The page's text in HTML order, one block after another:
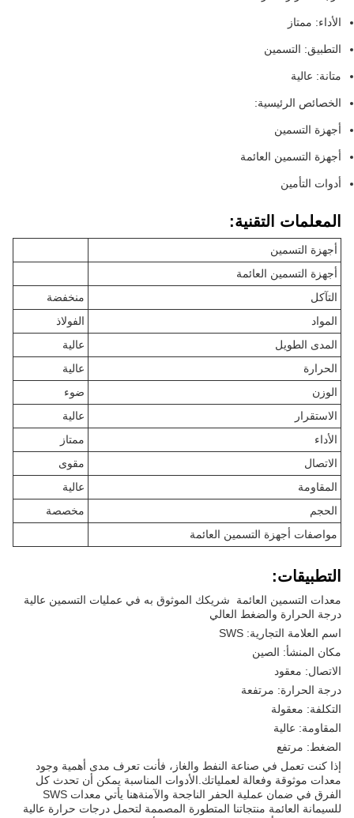
الأداء: ممتاز
التطبيق: التسمين
متانة: عالية
الخصائص الرئيسية:
أجهزة التسمين
أجهزة التسمين العائمة
أدوات التأمين
المعلمات التقنية:
أجهزة التسمين
أجهزة التسمين العائمة
التآكل
منخفضة
المواد
الفولاذ
المدى الطويل
عالية
الحرارة
عالية
الوزن
ضوء
الاستقرار
عالية
الأداء
ممتاز
الاتصال
مقوى
المقاومة
عالية
الحجم
مخصصة
مواصفات أجهزة التسمين العائمة
التطبيقات:
معدات التسمين العائمة ‬ شريكك الموثوق به في عمليات التسمين عالية
درجة الحرارة والضغط العالي
اسم العلامة التجارية: SWS
مكان المنشأ: الصين
الاتصال: معقود
درجة الحرارة: مرتفعة
التكلفة: معقولة
المقاومة: عالية
الضغط: مرتفع
إذا كنت تعمل في صناعة النفط والغاز، فأنت تعرف مدى أهمية وجود
معدات موثوقة وفعالة لعملياتك.الأدوات المناسبة يمكن أن تحدث كل
الفرق في ضمان عملية الحفر الناجحة والآمنةهنا يأتي معدات SWS
للسيمانة العائمة منتجاتنا المتطورة المصممة لتحمل درجات حرارة عالية